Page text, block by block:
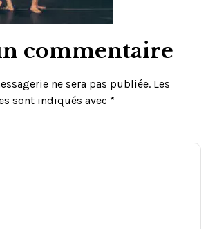
commentaire
ne sera pas publiée. Les
sont indiqués avec *